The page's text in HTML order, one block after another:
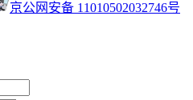
京公网安备 11010502032746号